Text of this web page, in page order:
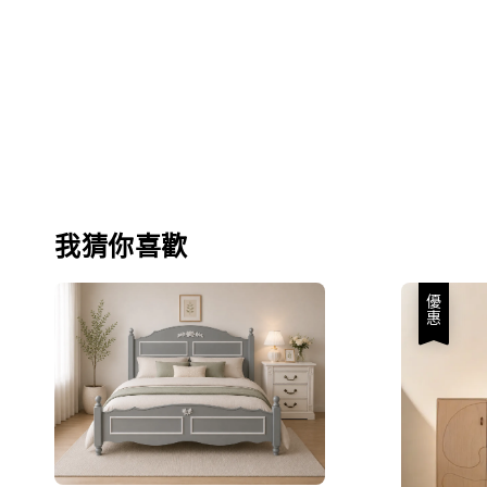
我猜你喜歡
優惠